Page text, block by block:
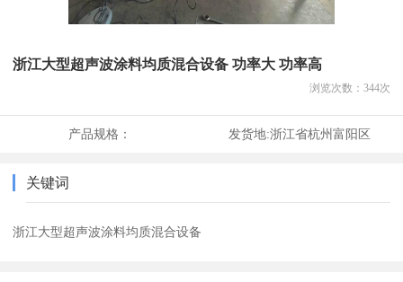
浙江大型超声波涂料均质混合设备 功率大 功率高
浏览次数： 344次
产品规格： 发货地:浙江省杭州富阳区
关键词
浙江大型超声波涂料均质混合设备